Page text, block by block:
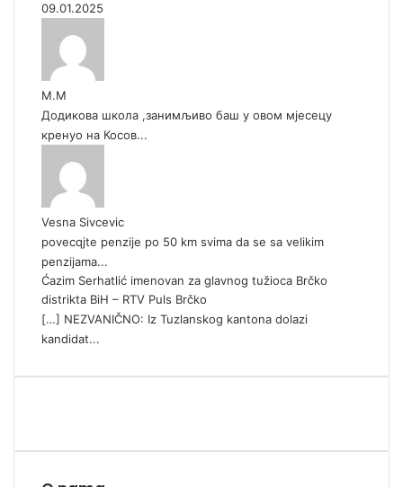
09.01.2025
М.М
Додикова школа ,занимљиво баш у овом мјесецу
кренуо на Косов...
Vesna Sivcevic
povecqjte penzije po 50 km svima da se sa velikim
penzijama...
Ćazim Serhatlić imenovan za glavnog tužioca Brčko
distrikta BiH – RTV Puls Brčko
[…] NEZVANIČNO: Iz Tuzlanskog kantona dolazi
kandidat...